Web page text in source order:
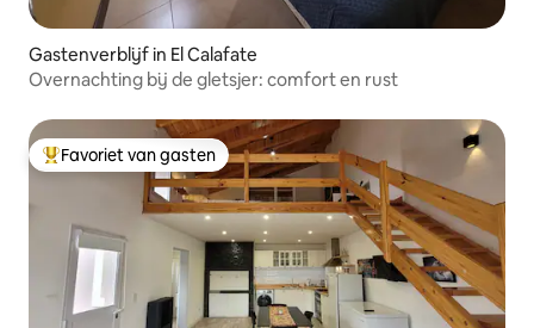
Gastenverblijf in El Calafate
Overnachting bij de gletsjer: comfort en rust
Topfavoriet van gasten
Favoriet van gasten